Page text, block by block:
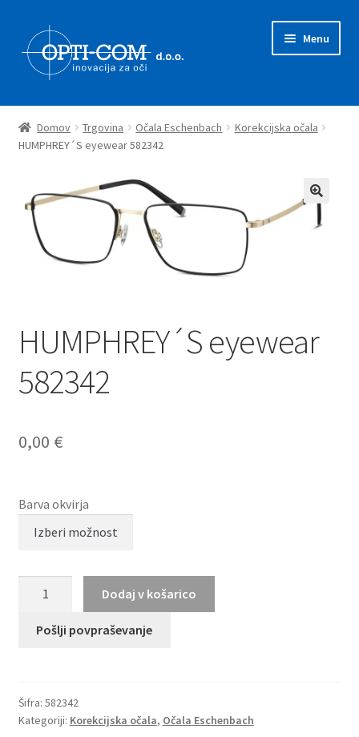
Skip
to
navigation
Skip
to
content
Menu
Prodajni program
child
Novice
menu
Zastopstva
O nas
Domov Trgovina Očala Eschenbach
Korekcijska očala
HUMPHREY´S eyewear 582342
HUMPHREY´S eyewear
582342
0,00 €
Barva okvirja
eyewear
Dodaj v košarico
Pošlji povpraševanje
Šifra: 582342
Kategoriji: Korekcijska očala, Očala Eschenbach